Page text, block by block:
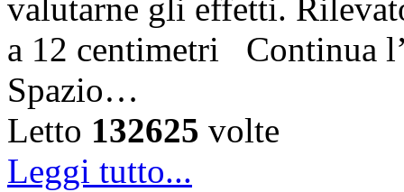
valutarne gli effetti.
a 12 centimetri Continua
Spazio…
Letto 132625 volte
Leggi tutto...